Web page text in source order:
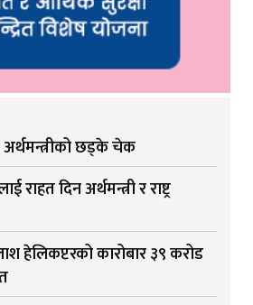
अर्थमन्त्रीको छड्के चेक
राहत दिन अर्थमन्त्री र राष्ट्र
कारोबार ३९ करोड